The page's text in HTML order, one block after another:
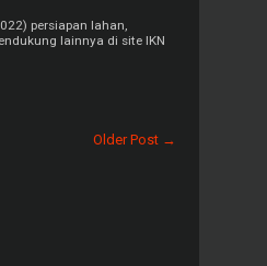
persiapan lahan,
lainnya di site IKN
Older Post →